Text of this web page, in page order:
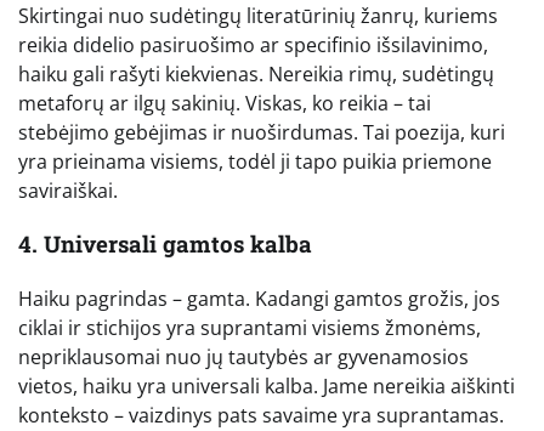
Skirtingai nuo sudėtingų literatūrinių žanrų, kuriems
reikia didelio pasiruošimo ar specifinio išsilavinimo,
haiku gali rašyti kiekvienas. Nereikia rimų, sudėtingų
metaforų ar ilgų sakinių. Viskas, ko reikia – tai
stebėjimo gebėjimas ir nuoširdumas. Tai poezija, kuri
yra prieinama visiems, todėl ji tapo puikia priemone
saviraiškai.
4. Universali gamtos kalba
Haiku pagrindas – gamta. Kadangi gamtos grožis, jos
ciklai ir stichijos yra suprantami visiems žmonėms,
nepriklausomai nuo jų tautybės ar gyvenamosios
vietos, haiku yra universali kalba. Jame nereikia aiškinti
konteksto – vaizdinys pats savaime yra suprantamas.